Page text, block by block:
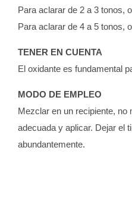
Para aclarar de 2 a 3 tonos,
Para aclarar de 4 a 5 tonos,
TENER EN CUENTA
El oxidante es fundamental
MODO DE EMPLEO
Mezclar en un recipiente,
adecuada y aplicar. Dejar el
abundantemente.